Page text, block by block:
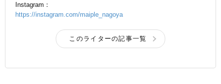
Instagram：
https://instagram.com/maiple_nagoya
このライターの記事一覧